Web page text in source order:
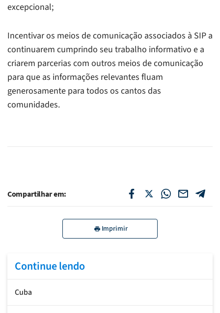
excepcional;
Incentivar os meios de comunicação associados à SIP a
continuarem cumprindo seu trabalho informativo e a
criarem parcerias com outros meios de comunicação
para que as informações relevantes fluam
generosamente para todos os cantos das
comunidades.
Compartilhar em:
Imprimir
Continue lendo
Cuba